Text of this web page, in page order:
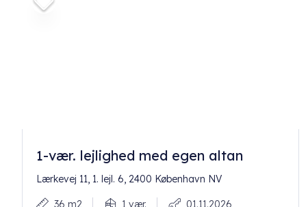
1-vær. lejlighed med egen altan
Lærkevej 11, 1. lejl. 6, 2400 København NV
36 m2 1 vær. 01.11.2026